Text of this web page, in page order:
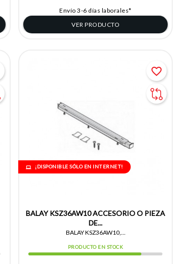
Envío 3-6 días laborales*
VER PRODUCTO
BALAY KSZ36AW10 ACCESORIO O PIEZA
DE...
BALAY KSZ36AW10,...
PRODUCTO EN STOCK
¡DISPONIBLE SÓLO EN INTERNET!
favorite_border